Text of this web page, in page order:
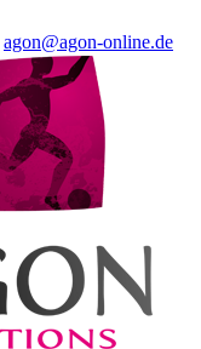
agon@agon-online.de